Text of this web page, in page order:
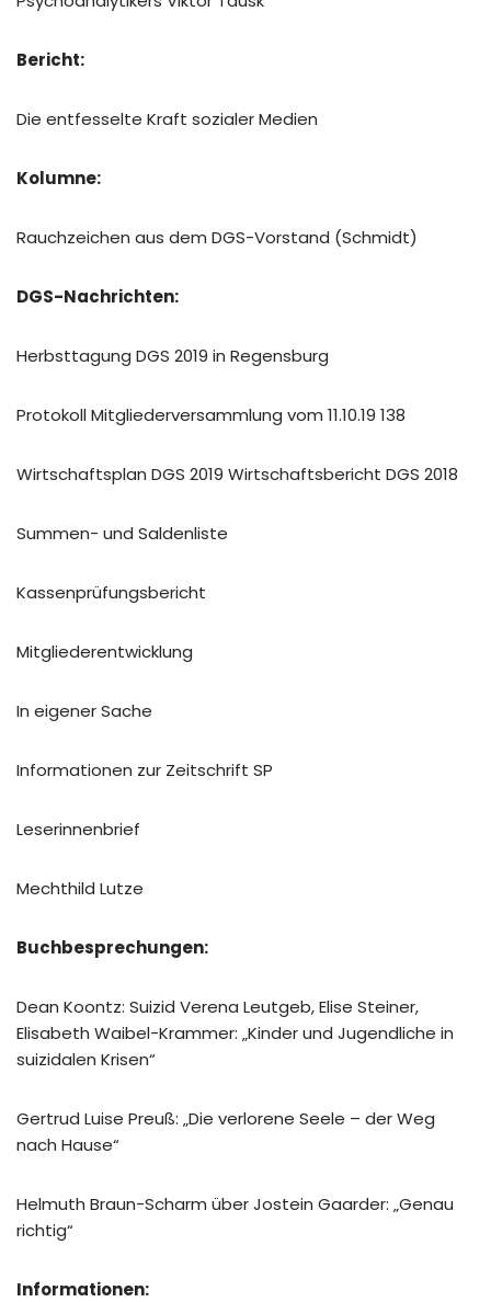
Bericht:
Die entfesselte Kraft sozialer Medien
Kolumne:
Rauchzeichen aus dem DGS-Vorstand (Schmidt)
DGS-Nachrichten:
Herbsttagung DGS 2019 in Regensburg
Protokoll Mitgliederversammlung vom 11.10.19 138
Wirtschaftsplan DGS 2019 Wirtschaftsbericht DGS 2018
Summen- und Saldenliste
Kassenprüfungsbericht
Mitgliederentwicklung
In eigener Sache
Informationen zur Zeitschrift SP
Leserinnenbrief
Mechthild Lutze
Buchbesprechungen:
Dean Koontz: Suizid Verena Leutgeb, Elise Steiner,
Elisabeth Waibel-Krammer: „Kinder und Jugendliche in
suizidalen Krisen“
Gertrud Luise Preuß: „Die verlorene Seele – der Weg
nach Hause“
Helmuth Braun-Scharm über Jostein Gaarder: „Genau
richtig“
Informationen: